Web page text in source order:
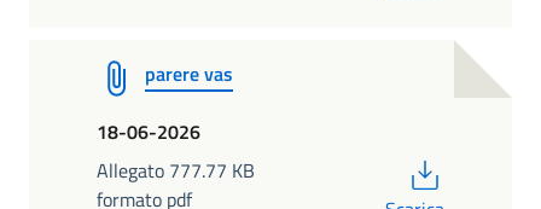
parere vas
18-06-2026
Allegato 777.77 KB
formato pdf